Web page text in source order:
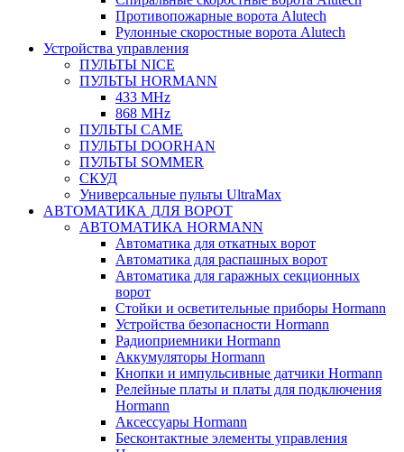
Противопожарные ворота Alutech
Рулонные скоростные ворота Alutech
Устройства управления
ПУЛЬТЫ NICE
ПУЛЬТЫ HORMANN
433 MHz
868 MHz
ПУЛЬТЫ CAME
ПУЛЬТЫ DOORHAN
ПУЛЬТЫ SOMMER
СКУД
Универсальные пульты UltraMax
АВТОМАТИКА ДЛЯ ВОРОТ
АВТОМАТИКА HORMANN
Автоматика для откатных ворот
Автоматика для распашных ворот
Автоматика для гаражных секционных
ворот
Стойки и осветительные приборы Hormann
Устройства безопасности Hormann
Радиоприемники Hormann
Аккумуляторы Hormann
Кнопки и импульсивные датчики Hormann
Релейные платы и платы для подключения
Hormann
Аксессуары Hormann
Бесконтактные элементы управления